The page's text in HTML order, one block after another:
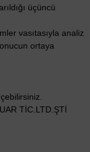
üçüncü
vasıtasıyla analiz
ortaya
TİC.LTD.ŞTİ